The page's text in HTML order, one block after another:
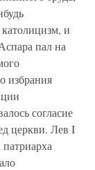
и
пал на
избрания
согласие
церкви. Лев I